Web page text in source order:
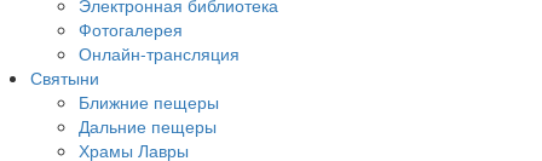
Электронная библиотека
Фотогалерея
Онлайн-трансляция
Святыни
Ближние пещеры
Дальние пещеры
Храмы Лавры